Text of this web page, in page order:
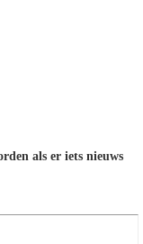
als er iets nieuws